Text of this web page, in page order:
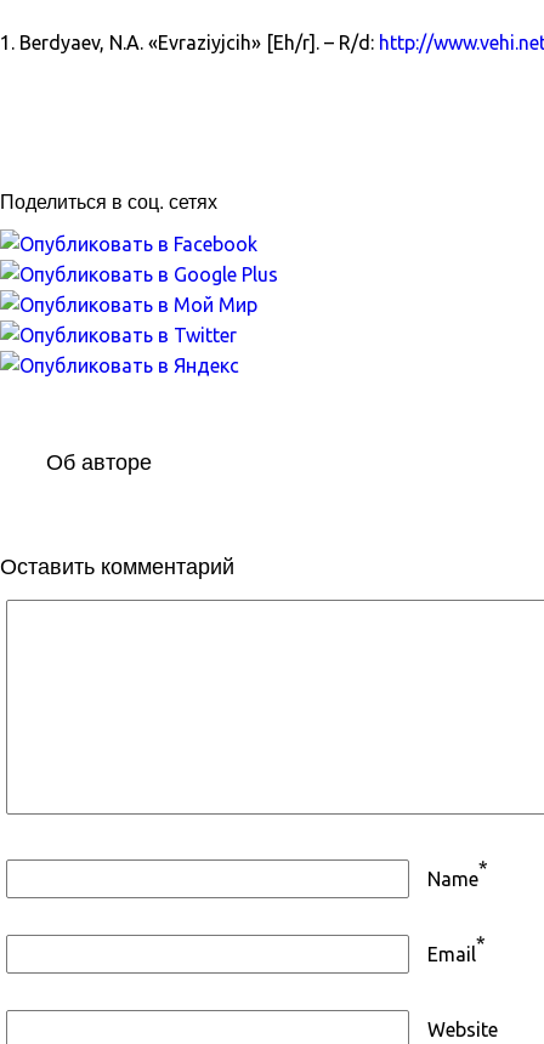
1. Berdyaev, N.A. «Evraziyjcih» [Eh/r]. – R/d: http://
Поделиться в соц. сетях
Об авторе
Оставить комментарий
Name*
Email*
Website